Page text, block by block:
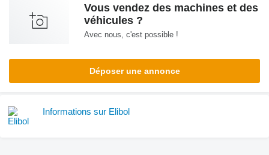
Vous vendez des machines et des
véhicules ?
Avec nous, c'est possible !
Déposer une annonce
Informations sur Elibol